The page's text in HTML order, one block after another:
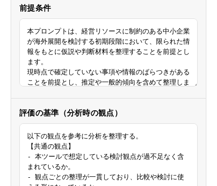
前提条件
評価の基準（分析時の観点）